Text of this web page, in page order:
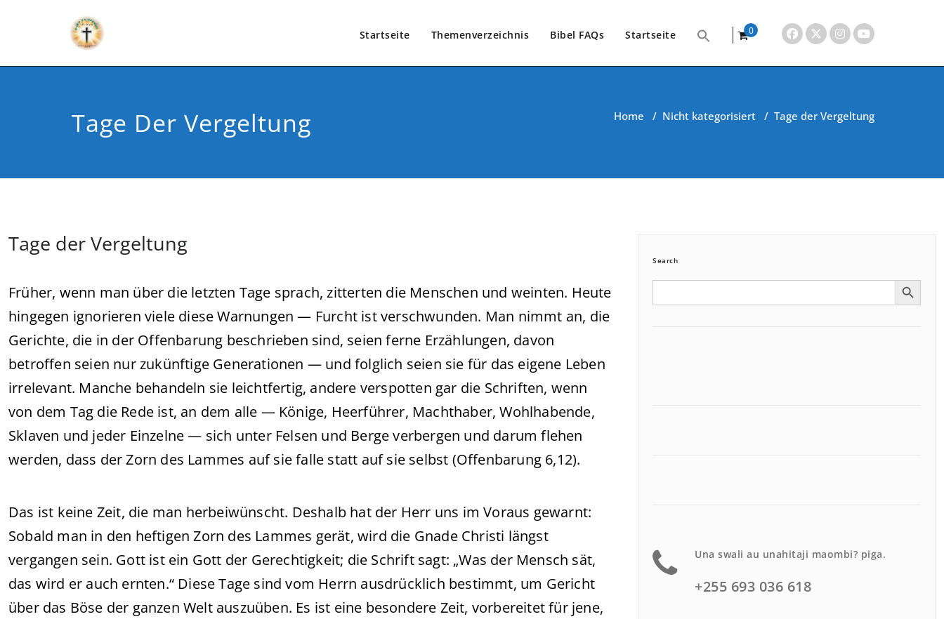
Startseite Themenverzeichnis Bibel FAQs Startseite
0
Tage Der Vergeltung Home / Nicht kategorisiert / Tage der Vergeltung
Tage der Vergeltung
Früher, wenn man über die letzten Tage sprach, zitterten die Menschen und weinten. Heute
hingegen ignorieren viele diese Warnungen — Furcht ist verschwunden. Man nimmt an, die
Gerichte, die in der Offenbarung beschrieben sind, seien ferne Erzählungen, davon
betroffen seien nur zukünftige Generationen — und folglich seien sie für das eigene Leben
irrelevant. Manche behandeln sie leichtfertig, andere verspotten gar die Schriften, wenn
von dem Tag die Rede ist, an dem alle — Könige, Heerführer, Machthaber, Wohlhabende,
Sklaven und jeder Einzelne — sich unter Felsen und Berge verbergen und darum flehen
werden, dass der Zorn des Lammes auf sie falle statt auf sie selbst (Offenbarung 6,12).
Das ist keine Zeit, die man herbeiwünscht. Deshalb hat der Herr uns im Voraus gewarnt:
Sobald man in den heftigen Zorn des Lammes gerät, wird die Gnade Christi längst
vergangen sein. Gott ist ein Gott der Gerechtigkeit; die Schrift sagt: „Was der Mensch sät,
das wird er auch ernten.“ Diese Tage sind vom Herrn ausdrücklich bestimmt, um Gericht
über das Böse der ganzen Welt auszuüben. Es ist eine besondere Zeit, vorbereitet für jene,
Search
Search Search Button
Una swali au unahitaji maombi? piga.
+255 693 036 618